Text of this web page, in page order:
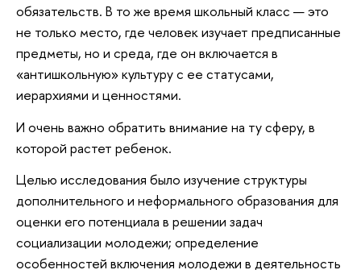
обязательств. В то же время школьный класс — это
не только место, где человек изучает предписанные
предметы, но и среда, где он включается в
«антишкольную» культуру с ее статусами,
иерархиями и ценностями.
И очень важно обратить внимание на ту сферу, в
которой растет ребенок.
Целью исследования было изучение структуры
дополнительного и неформального образования для
оценки его потенциала в решении задач
социализации молодежи; определение
особенностей включения молодежи в деятельность